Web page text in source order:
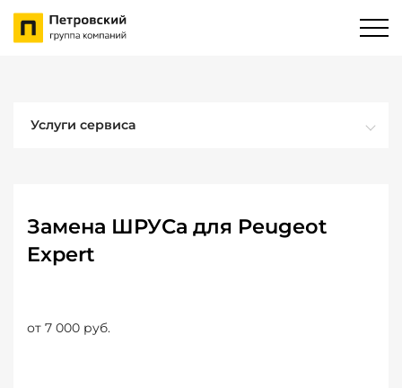
Услуги сервиса
Замена ШРУСа для Peugeot
Expert
от 7 000 руб.